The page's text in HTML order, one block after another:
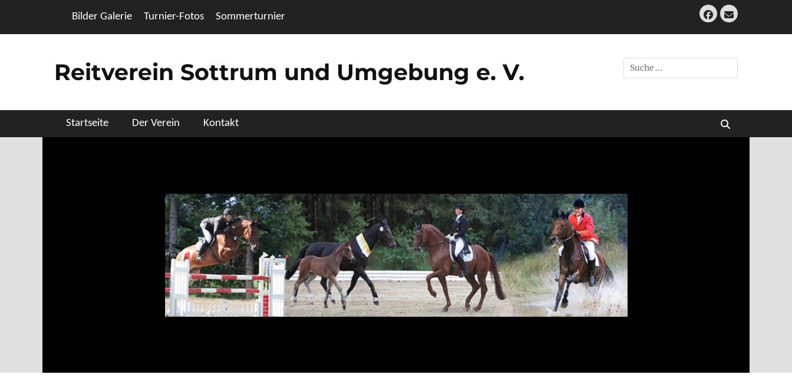
Header Top Menu
Bilder Galerie Turnier-Fotos Sommerturnier Facebook
E-
Mail
Reitverein Sottrum und Umgebung e. V.
Suche
nach:
Primäres Menü
Startseite Der Verein Kontakt